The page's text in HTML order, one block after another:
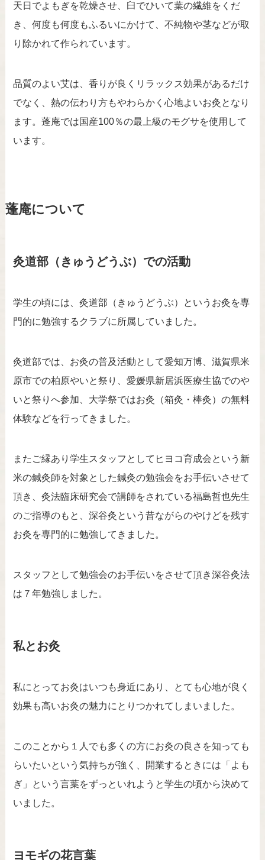
天日でよもぎを乾燥させ、臼でひいて葉の繊維をくだ
き、何度も何度もふるいにかけて、不純物や茎などが取
り除かれて作られています。
品質のよい艾は、香りが良くリラックス効果があるだけ
でなく、熱の伝わり方もやわらかく心地よいお灸となり
ます。蓬庵では国産100％の最上級のモグサを使用して
います。
蓬庵について
灸道部（きゅうどうぶ）での活動
学生の頃には、灸道部（きゅうどうぶ）というお灸を専
門的に勉強するクラブに所属していました。
灸道部では、お灸の普及活動として愛知万博、滋賀県米
原市での柏原やいと祭り、愛媛県新居浜医療生協でのや
いと祭りへ参加、大学祭ではお灸（箱灸・棒灸）の無料
体験などを行ってきました。
またご縁あり学生スタッフとしてヒヨコ育成会という新
米の鍼灸師を対象とした鍼灸の勉強会をお手伝いさせて
頂き、灸法臨床研究会で講師をされている福島哲也先生
のご指導のもと、深谷灸という昔ながらのやけどを残す
お灸を専門的に勉強してきました。
スタッフとして勉強会のお手伝いをさせて頂き深谷灸法
は７年勉強しました。
私とお灸
私にとってお灸はいつも身近にあり、とても心地が良く
効果も高いお灸の魅力にとりつかれてしまいました。
このことから１人でも多くの方にお灸の良さを知っても
らいたいという気持ちが強く、開業するときには「よも
ぎ」という言葉をずっといれようと学生の頃から決めて
いました。
ヨモギの花言葉